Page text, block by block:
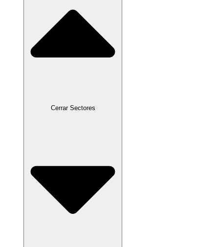
Cerrar Sectores